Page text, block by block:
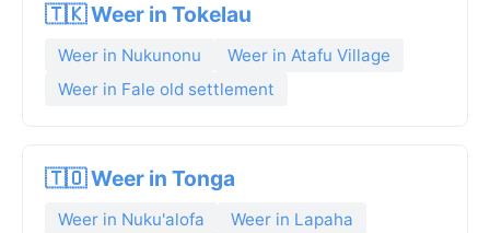
🇹🇰 Weer in Tokelau
Weer in Nukunonu
Weer in Atafu Village
Weer in Fale old settlement
🇹🇴 Weer in Tonga
Weer in Nuku'alofa
Weer in Lapaha